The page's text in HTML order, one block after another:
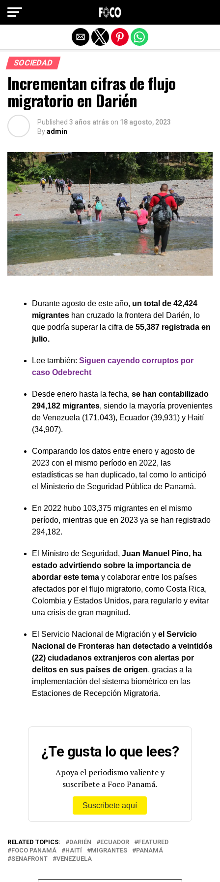
SOCIEDAD
Incrementan cifras de flujo
migratorio en Darién
Published 3 años atrás on 18 agosto, 2023
Byadmin
Durante agosto de este año, un total de 42,424
migrantes han cruzado la frontera del Darién, lo
que podría superar la cifra de 55,387 registrada en
julio.
Lee también: Siguen cayendo corruptos por
caso Odebrecht
Desde enero hasta la fecha, se han contabilizado
294,182 migrantes, siendo la mayoría provenientes
de Venezuela (171,043), Ecuador (39,931) y Haití
(34,907).
Comparando los datos entre enero y agosto de
2023 con el mismo período en 2022, las
estadísticas se han duplicado, tal como lo anticipó
el Ministerio de Seguridad Pública de Panamá.
En 2022 hubo 103,375 migrantes en el mismo
período, mientras que en 2023 ya se han registrado
294,182.
El Ministro de Seguridad, Juan Manuel Pino, ha
estado advirtiendo sobre la importancia de
abordar este tema y colaborar entre los países
afectados por el flujo migratorio, como Costa Rica,
Colombia y Estados Unidos, para regularlo y evitar
una crisis de gran magnitud.
El Servicio Nacional de Migración y el Servicio
Nacional de Fronteras han detectado a veintidós
(22) ciudadanos extranjeros con alertas por
delitos en sus países de origen, gracias a la
implementación del sistema biométrico en las
Estaciones de Recepción Migratoria.
¿Te gusta lo que lees?
Apoya el periodismo valiente y
suscríbete a Foco Panamá.
Suscríbete aquí
RELATED TOPICS: DARIÉN ECUADOR
FEATURED
FOCO PANAMÁ
HAITÍ MIGRANTES
PANAMÁ
SENAFRONT
VENEZUELA
Salir de la versión móvil